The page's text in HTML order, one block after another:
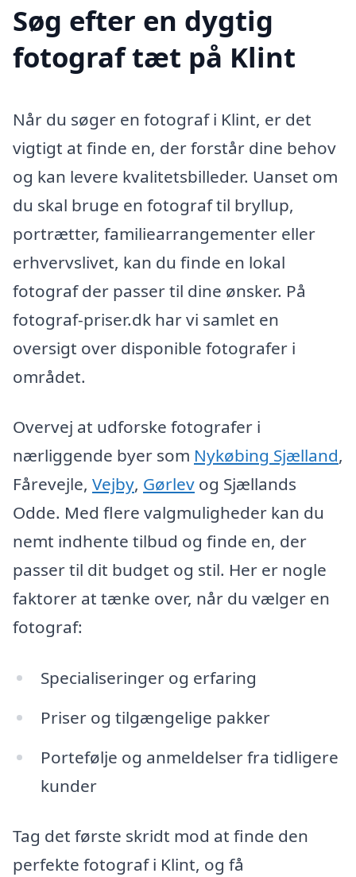
Søg efter en dygtig
fotograf tæt på Klint
Når du søger en fotograf i Klint, er det
vigtigt at finde en, der forstår dine behov
og kan levere kvalitetsbilleder. Uanset om
du skal bruge en fotograf til bryllup,
portrætter, familiearrangementer eller
erhvervslivet, kan du finde en lokal
fotograf der passer til dine ønsker. På
fotograf-priser.dk har vi samlet en
oversigt over disponible fotografer i
området.
Overvej at udforske fotografer i
nærliggende byer som Nykøbing Sjælland,
Fårevejle, Vejby, Gørlev og Sjællands
Odde. Med flere valgmuligheder kan du
nemt indhente tilbud og finde en, der
passer til dit budget og stil. Her er nogle
faktorer at tænke over, når du vælger en
fotograf:
Specialiseringer og erfaring
Priser og tilgængelige pakker
Portefølje og anmeldelser fra tidligere
kunder
Tag det første skridt mod at finde den
perfekte fotograf i Klint, og få